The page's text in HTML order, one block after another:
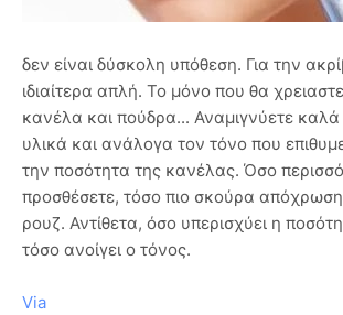
δεν είναι δύσκολη υπόθεση. Για την
ιδιαίτερα απλή. Το μόνο που θα
κανέλα και πούδρα... Αναμιγνύετε
υλικά και ανάλογα τον τόνο που
την ποσότητα της κανέλας. Όσο
προσθέσετε, τόσο πιο σκούρα απόχρωση
ρουζ. Αντίθετα, όσο υπερισχύει η
τόσο ανοίγει ο τόνος.
Via